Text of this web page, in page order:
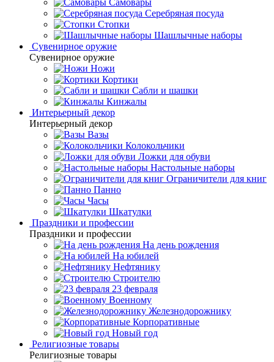
Самовары
Серебряная посуда
Стопки
Шашлычные наборы
Сувенирное оружие
Сувенирное оружие
Ножи
Кортики
Сабли и шашки
Кинжалы
Интерьерный декор
Интерьерный декор
Вазы
Колокольчики
Ложки для обуви
Настольные наборы
Ограничители для книг
Панно
Часы
Шкатулки
Праздники и профессии
Праздники и профессии
На день рождения
На юбилей
Нефтянику
Строителю
23 февраля
Военному
Железнодорожнику
Корпоративные
Новый год
Религиозные товары
Религиозные товары